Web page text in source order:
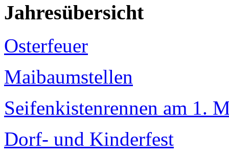
Jahresübersicht
Osterfeuer
Maibaumstellen
Seifenkistenrennen am 1.
Dorf- und Kinderfest